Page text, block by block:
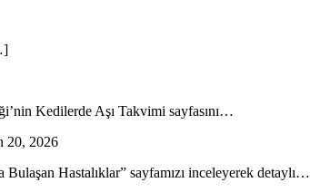
Kedilerde Aşı Takvimi sayfasını…
20, 2026
Hastalıklar” sayfamızı inceleyerek detaylı…